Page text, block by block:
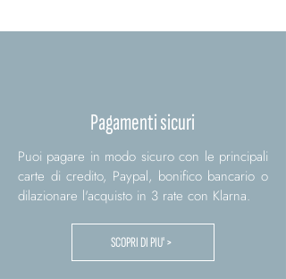
Pagamenti sicuri
Puoi pagare in modo sicuro con le principali
carte di credito, Paypal, bonifico bancario o
dilazionare l'acquisto in 3 rate con Klarna.
SCOPRI DI PIU' >